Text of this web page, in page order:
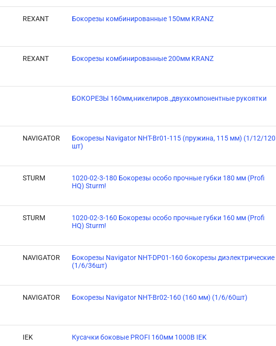
REXANT Бокорезы комбинированные 150мм KRANZ
REXANT Бокорезы комбинированные 200мм KRANZ
БОКОРЕЗЫ 160мм,никелиров.,двухкомпонентные рукоятки
NAVIGATOR
Бокорезы Navigator NHT-Br01-115 (пружина, 115 мм) (1/12/120
шт)
STURM
1020-02-3-180 Бокорезы особо прочные губки 180 мм (Profi
HQ) Sturm!
STURM
1020-02-3-160 Бокорезы особо прочные губки 160 мм (Profi
HQ) Sturm!
NAVIGATOR
Бокорезы Navigator NHT-DP01-160 бокорезы диэлектрические
(1/6/36шт)
NAVIGATOR Бокорезы Navigator NHT-Br02-160 (160 мм) (1/6/60шт)
IEK Кусачки боковые PROFI 160мм 1000В IEK